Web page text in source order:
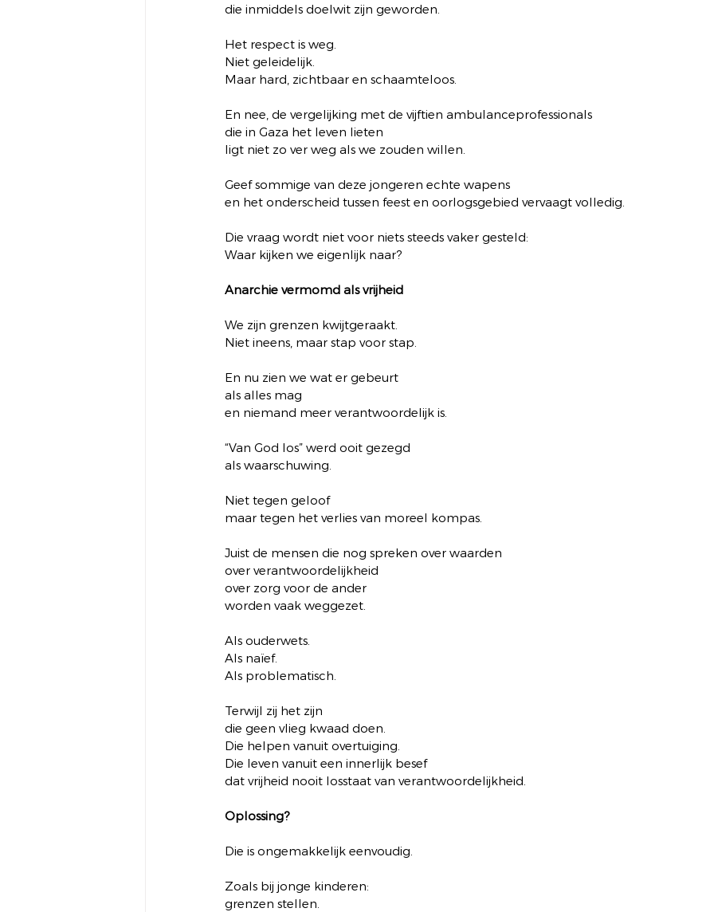
die inmiddels doelwit zijn geworden.
Het respect is weg.
Niet geleidelijk.
Maar hard, zichtbaar en schaamteloos.
En nee, de vergelijking met de vijftien ambulanceprofessionals
die in Gaza het leven lieten
ligt niet zo ver weg als we zouden willen.
Geef sommige van deze jongeren echte wapens
en het onderscheid tussen feest en oorlogsgebied vervaagt volledig.
Die vraag wordt niet voor niets steeds vaker gesteld:
Waar kijken we eigenlijk naar?
Anarchie vermomd als vrijheid
We zijn grenzen kwijtgeraakt.
Niet ineens, maar stap voor stap.
En nu zien we wat er gebeurt
als alles mag
en niemand meer verantwoordelijk is.
“Van God los” werd ooit gezegd
als waarschuwing.
Niet tegen geloof
maar tegen het verlies van moreel kompas.
Juist de mensen die nog spreken over waarden
over verantwoordelijkheid
over zorg voor de ander
worden vaak weggezet.
Als ouderwets.
Als naïef.
Als problematisch.
Terwijl zij het zijn
die geen vlieg kwaad doen.
Die helpen vanuit overtuiging.
Die leven vanuit een innerlijk besef
dat vrijheid nooit losstaat van verantwoordelijkheid.
Oplossing?
Die is ongemakkelijk eenvoudig.
Zoals bij jonge kinderen:
grenzen stellen.